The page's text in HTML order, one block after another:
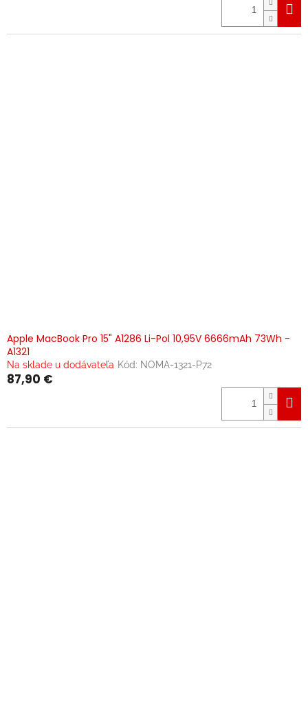
Apple MacBook Pro 15" A1286 Li-Pol 10,95V 6666mAh 73Wh -
A1321
Na sklade u dodávateľa Kód: NOMA-1321-P72
87,90 €